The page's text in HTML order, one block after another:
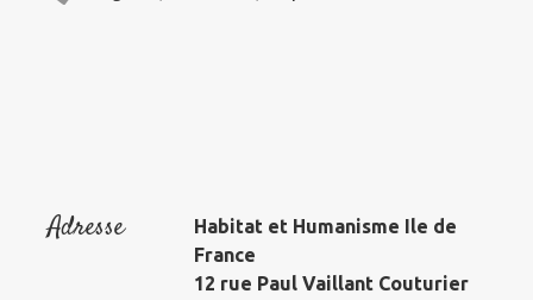
Adresse
Habitat et Humanisme Ile de
France
12 rue Paul Vaillant Couturier